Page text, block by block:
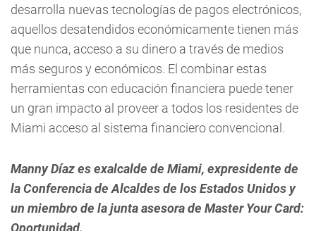
desarrolla nuevas tecnologías de pagos electrónicos,
aquellos desatendidos económicamente tienen más
que nunca, acceso a su dinero a través de medios
más seguros y económicos. El combinar estas
herramientas con educación financiera puede tener
un gran impacto al proveer a todos los residentes de
Miami acceso al sistema financiero convencional.
Manny Díaz es exalcalde de Miami, expresidente de
la Conferencia de Alcaldes de los Estados Unidos y
un miembro de la junta asesora de Master Your Card:
Oportunidad.